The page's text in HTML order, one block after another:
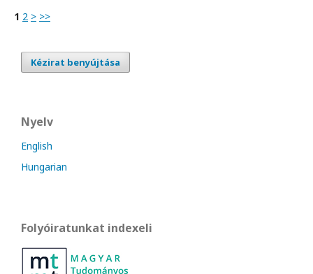
1 2 > >>
Kézirat benyújtása
Nyelv
English
Hungarian
Folyóiratunkat indexeli